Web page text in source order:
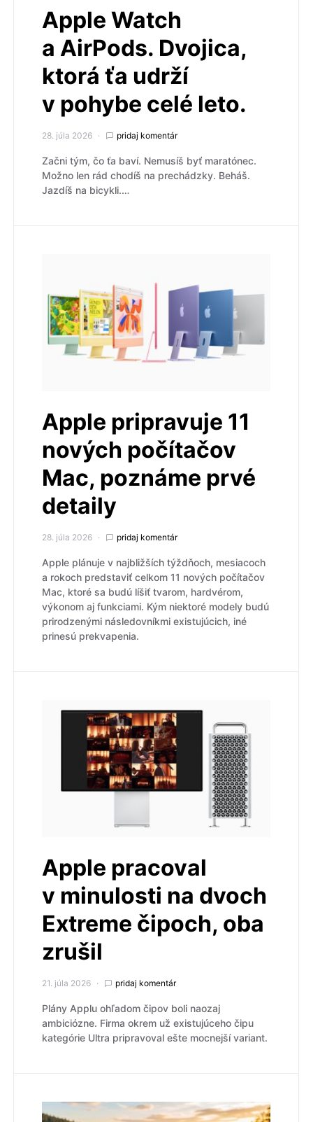
Apple Watch
a AirPods. Dvojica,
ktorá ťa udrží
v pohybe celé leto.
28. júla 2026 pridaj komentár
Začni tým, čo ťa baví. Nemusíš byť maratónec.
Možno len rád chodíš na prechádzky. Beháš.
Jazdíš na bicykli.…
Apple pripravuje 11
nových počítačov
Mac, poznáme prvé
detaily
28. júla 2026 pridaj komentár
Apple plánuje v najbližších týždňoch, mesiacoch
a rokoch predstaviť celkom 11 nových počítačov
Mac, ktoré sa budú líšiť tvarom, hardvérom,
výkonom aj funkciami. Kým niektoré modely budú
prirodzenými následovníkmi existujúcich, iné
prinesú prekvapenia.
Apple pracoval
v minulosti na dvoch
Extreme čipoch, oba
zrušil
21. júla 2026 pridaj komentár
Plány Applu ohľadom čipov boli naozaj
ambiciózne. Firma okrem už existujúceho čipu
kategórie Ultra pripravoval ešte mocnejší variant.